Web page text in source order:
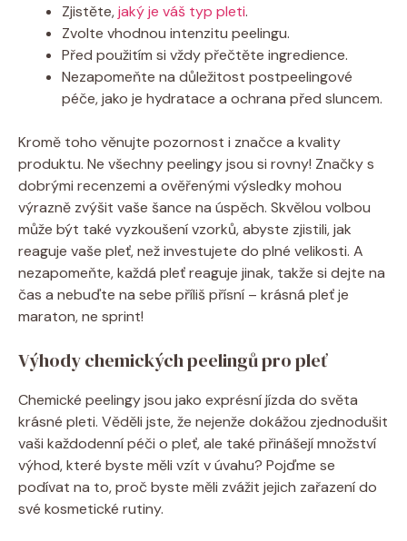
Zjistěte,jaký je váš typ pleti.
Zvolte vhodnou intenzitu peelingu.
Před použitím si vždy přečtěte ingredience.
Nezapomeňte na důležitost postpeelingové
péče, jako je hydratace a ochrana před sluncem.
Kromě toho věnujte pozornost i značce a kvality
produktu. Ne všechny peelingy jsou si rovny! Značky s
dobrými recenzemi a ověřenými výsledky mohou
výrazně zvýšit vaše šance na úspěch. Skvělou volbou
může být také vyzkoušení vzorků, abyste zjistili, jak
reaguje vaše pleť, než investujete do plné velikosti. A
nezapomeňte, každá pleť reaguje jinak, takže si dejte na
čas a nebuďte na sebe příliš přísní – krásná pleť je
maraton, ne sprint!
Výhody chemických peelingů pro pleť
Chemické peelingy jsou jako exprésní jízda do světa
krásné pleti. Věděli jste, že nejenže dokážou zjednodušit
vaši každodenní péči o pleť, ale také přinášejí množství
výhod, které byste měli vzít v úvahu? Pojďme se
podívat na to, proč byste měli zvážit jejich zařazení do
své kosmetické rutiny.